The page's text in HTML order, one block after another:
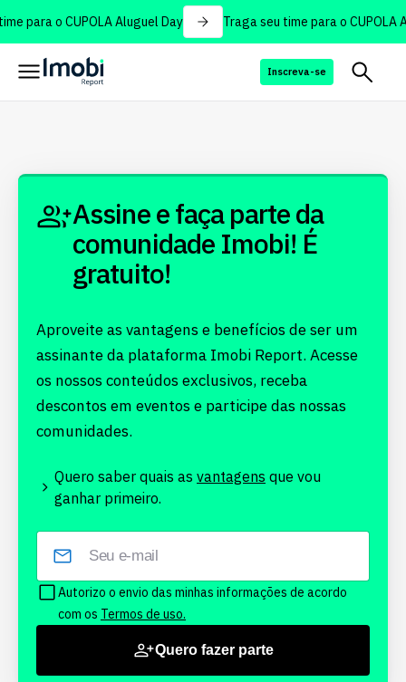
para o CUPOLA Aluguel Day Traga seu time para o CUPOLA
Inscreva-se
Assine e faça parte da
comunidade Imobi! É
gratuito!
Aproveite as vantagens e benefícios de ser um
assinante da plataforma Imobi Report. Acesse
os nossos conteúdos exclusivos, receba
descontos em eventos e participe das nossas
comunidades.
Quero saber quais as vantagens que vou
ganhar primeiro.
Autorizo o envio das minhas informações de acordo
com os Termos de uso.
Quero fazer parte